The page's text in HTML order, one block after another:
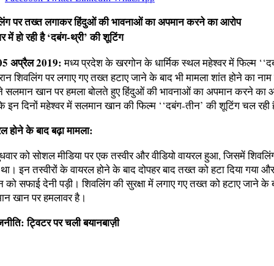
पर तख्त लगाकर हिंदुओं की भावनाओं का अपमान करने का आरोप
में हो रही है ‘दबंग-थ्री’ की शूटिंग
अप्रैल 2019:मध्य प्रदेश के खरगोन के धार्मिक स्थल महेश्वर में फिल्म
शिवलिंग पर लगाए गए तख्त हटाए जाने के बाद भी मामला शांत होने का नाम
सलमान खान पर हमला बोलते हुए हिंदुओं की भावनाओं का अपमान करने का
इन दिनों महेश्वर में सलमान खान की फिल्म ‘‘दबंग-तीन’ की शूटिंग चल रही
होने के बाद बढ़ा मामला:
को सोशल मीडिया पर एक तस्वीर और वीडियो वायरल हुआ, जिसमें
इन तस्वीरों के वायरल होने के बाद दोपहर बाद तख्त को हटा दिया गया
सफाई देनी पड़ी। शिवलिंग की सुरक्षा में लगाए गए तख्त को हटाए जाने के
खान पर हमलावर है।
ट्विटर पर चली बयानबाज़ी